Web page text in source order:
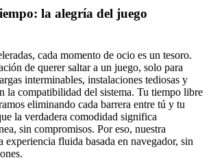
la alegría del juego
cada momento de ocio es un tesoro.
de querer saltar a un juego, solo para
interminables, instalaciones tediosas y
la compatibilidad del sistema. Tu tiempo libre
eliminando cada barrera entre tú y tu
la verdadera comodidad significa
sin compromisos. Por eso, nuestra
experiencia fluida basada en navegador, sin